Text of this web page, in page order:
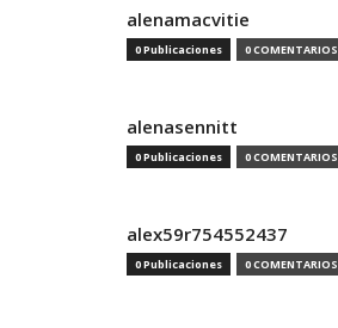
alenamacvitie
0 Publicaciones 0 COMENTARIOS
alenasennitt
0 Publicaciones 0 COMENTARIOS
alex59r754552437
0 Publicaciones 0 COMENTARIOS